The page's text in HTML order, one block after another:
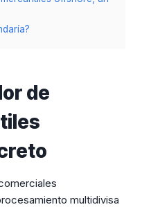
de
multidivisa